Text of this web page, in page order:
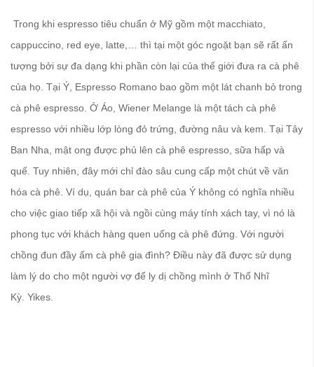
Trong khi espresso tiêu chuẩn ở Mỹ gồm một macchiato,
cappuccino, red eye, latte,… thì tại một góc ngoặt bạn sẽ rất ấn
tượng bởi sự đa dạng khi phần còn lại của thế giới đưa ra cà phê
của họ. Tại Ý, Espresso Romano bao gồm một lát chanh bỏ trong
cà phê espresso. Ở Áo, Wiener Melange là một tách cà phê
espresso với nhiều lớp lòng đỏ trứng, đường nâu và kem. Tại Tây
Ban Nha, mật ong được phủ lên cà phê espresso, sữa hấp và
quế. Tuy nhiên, đây mới chỉ đào sâu cung cấp một chút về văn
hóa cà phê. Ví dụ, quán bar cà phê của Ý không có nghĩa nhiều
cho việc giao tiếp xã hội và ngồi cùng máy tính xách tay, vì nó là
phong tục với khách hàng quen uống cà phê đứng. Với người
chồng đun đầy ấm cà phê gia đình? Điều này đã được sử dụng
làm lý do cho một người vợ để ly dị chồng mình ở Thổ Nhĩ
Kỳ. Yikes.